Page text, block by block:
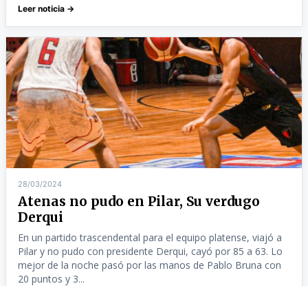
Leer noticia →
28/03/2024
Atenas no pudo en Pilar, Su verdugo
Derqui
En un partido trascendental para el equipo platense, viajó a
Pilar y no pudo con presidente Derqui, cayó por 85 a 63. Lo
mejor de la noche pasó por las manos de Pablo Bruna con
20 puntos y 3...